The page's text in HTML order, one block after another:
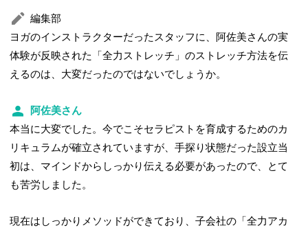
編集部
ヨガのインストラクターだったスタッフに、阿佐美さんの実
体験が反映された「全力ストレッチ」のストレッチ方法を伝
えるのは、大変だったのではないでしょうか。
阿佐美さん
本当に大変でした。今でこそセラピストを育成するためのカ
リキュラムが確立されていますが、手探り状態だった設立当
初は、マインドからしっかり伝える必要があったので、とて
も苦労しました。
現在はしっかりメソッドができており、子会社の「全力アカ